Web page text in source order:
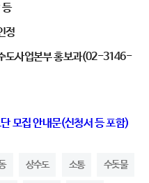
정
도사업본부 홍보과(02-3146-
모집 안내문(신청서 등 포함)
상수도 소통 수돗물